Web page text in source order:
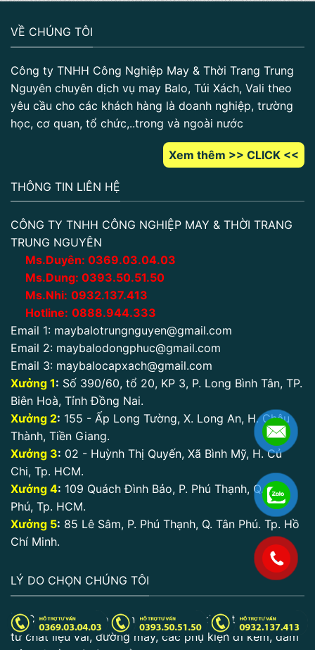
VỀ CHÚNG TÔI
Công ty TNHH Công Nghiệp May & Thời Trang Trung
Nguyên chuyên dịch vụ may Balo, Túi Xách, Vali theo
yêu cầu cho các khách hàng là doanh nghiệp, trường
học, cơ quan, tổ chức,..trong và ngoài nước
Xem thêm >> CLICK <<
THÔNG TIN LIÊN HỆ
CÔNG TY TNHH CÔNG NGHIỆP MAY & THỜI TRANG
TRUNG NGUYÊN
Ms.Duyên: 0369.03.04.03
Ms.Dung: 0393.50.51.50
Ms.Nhi: 0932.137.413
Hotline: 0888.944.333
Email 1: maybalotrungnguyen@gmail.com
Email 2: maybalodongphuc@gmail.com
Email 3: maybalocapxach@gmail.com
Xưởng 1: Số 390/60, tổ 20, KP 3, P. Long Bình Tân, TP.
Biên Hoà, Tỉnh Đồng Nai.
Xưởng 2: 155 - Ấp Long Tường, X. Long An, H. Châu
Thành, Tiền Giang.
Xưởng 3: 02 - Huỳnh Thị Quyến, Xã Bình Mỹ, H. Củ
Chi, Tp. HCM.
Xưởng 4: 109 Quách Đình Bảo, P. Phú Thạnh, Q. Tân
Phú, Tp. HCM.
Xưởng 5: 85 Lê Sâm, P. Phú Thạnh, Q. Tân Phú. Tp. Hồ
Chí Minh.
LÝ DO CHỌN CHÚNG TÔI
Chất lượng cao: Sản phẩm được kiểm tra kỹ lưỡng
từ chất liệu vải, đường may, các phụ kiện đi kèm, đảm
.